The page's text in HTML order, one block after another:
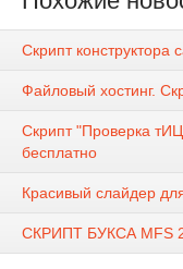
Скрипт конструктора
Файловый хостинг.
Скрипт "Проверка
бесплатно
Красивый слайдер
СКРИПТ БУКСА MFS